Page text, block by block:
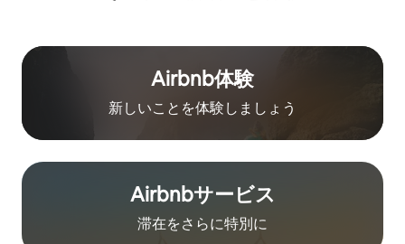
Airbnb体験
新しいことを体験しましょう
Airbnb⁠サ⁠ー⁠ビ⁠ス
滞在をさ⁠ら⁠に特⁠別⁠に